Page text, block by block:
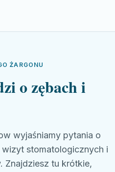
ŻARGONU
o zębach i
wyjaśniamy pytania o
stomatologicznych i
Znajdziesz tu krótkie,